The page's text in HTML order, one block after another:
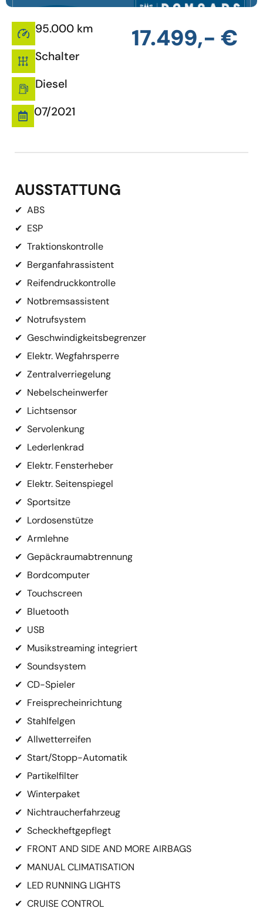
95.000 km
Schalter
Diesel
07/2021
17.499,- €
AUSSTATTUNG
✔ ABS
✔ ESP
✔ Traktionskontrolle
✔ Berganfahrassistent
✔ Reifendruckkontrolle
✔ Notbremsassistent
✔ Notrufsystem
✔ Geschwindigkeitsbegrenzer
✔ Elektr. Wegfahrsperre
✔ Zentralverriegelung
✔ Nebelscheinwerfer
✔ Lichtsensor
✔ Servolenkung
✔ Lederlenkrad
✔ Elektr. Fensterheber
✔ Elektr. Seitenspiegel
✔ Sportsitze
✔ Lordosenstütze
✔ Armlehne
✔ Gepäckraumabtrennung
✔ Bordcomputer
✔ Touchscreen
✔ Bluetooth
✔ USB
✔ Musikstreaming integriert
✔ Soundsystem
✔ CD-Spieler
✔ Freisprecheinrichtung
✔ Stahlfelgen
✔ Allwetterreifen
✔ Start/Stopp-Automatik
✔ Partikelfilter
✔ Winterpaket
✔ Nichtraucherfahrzeug
✔ Scheckheftgepflegt
✔ FRONT AND SIDE AND MORE AIRBAGS
✔ MANUAL CLIMATISATION
✔ LED RUNNING LIGHTS
✔ CRUISE CONTROL